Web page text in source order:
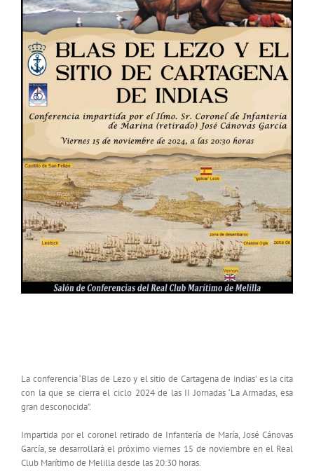
La conferencia ‘Blas de Lezo y el sitio de Cartagena de indias’ es la cita
con la que se cierra el ciclo 2024 de las II Jornadas ‘La Armadas, esa
gran desconocida”.
Impartida por el coronel retirado de Infantería de María, José Cánovas
García, se desarrollará el próximo viernes 15 de noviembre en el Real
Club Marítimo de Melilla desde las 20:30 horas.